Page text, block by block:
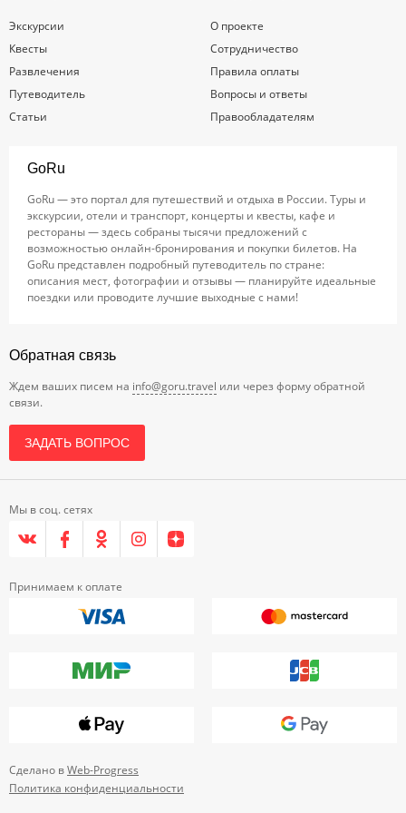
Экскурсии
Квесты
Развлечения
Путеводитель
Статьи
О проекте
Сотрудничество
Правила оплаты
Вопросы и ответы
Правообладателям
GoRu
GoRu — это портал для путешествий и отдыха в России. Туры и
экскурсии, отели и транспорт, концерты и квесты, кафе и
рестораны — здесь собраны тысячи предложений с
возможностью онлайн-бронирования и покупки билетов. На
GoRu представлен подробный путеводитель по стране:
описания мест, фотографии и отзывы — планируйте идеальные
поездки или проводите лучшие выходные с нами!
Обратная связь
Ждем ваших писем на info@goru.travel или через форму обратной
связи.
ЗАДАТЬ ВОПРОС
Мы в соц. сетях
Принимаем к оплате
Сделано вWeb-Progress
Политика конфиденциальности